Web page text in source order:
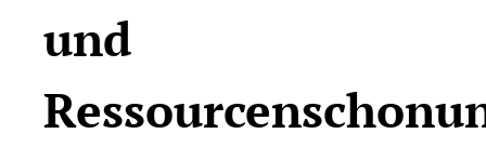
und